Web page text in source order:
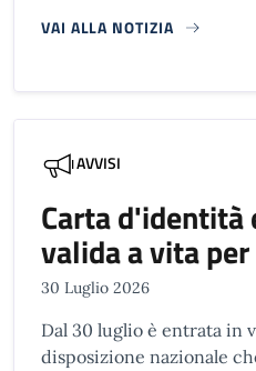
VAI ALLA NOTIZIA
AVVISI
Carta
valida a vita
30 Luglio 2026
Dal 30 luglio è entrata in
disposizione nazionale